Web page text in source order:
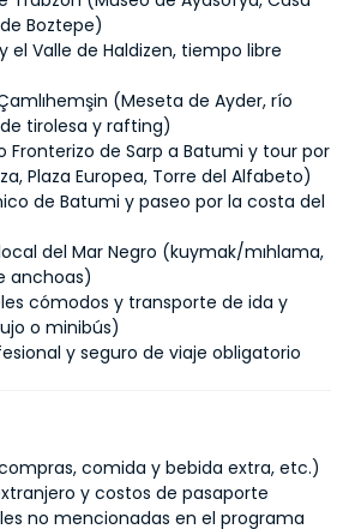
Boztepe)
el Valle de Haldizen, tiempo libre
(Meseta de Ayder, río
de tirolesa y rafting)
Fronterizo de Sarp a Batumi y tour por
Plaza Europea, Torre del Alfabeto)
de Batumi y paseo por la costa del
del Mar Negro (kuymak/mıhlama,
anchoas)
cómodos y transporte de ida y
o minibús)
y seguro de viaje obligatorio
comida y bebida extra, etc.)
y costos de pasaporte
no mencionadas en el programa